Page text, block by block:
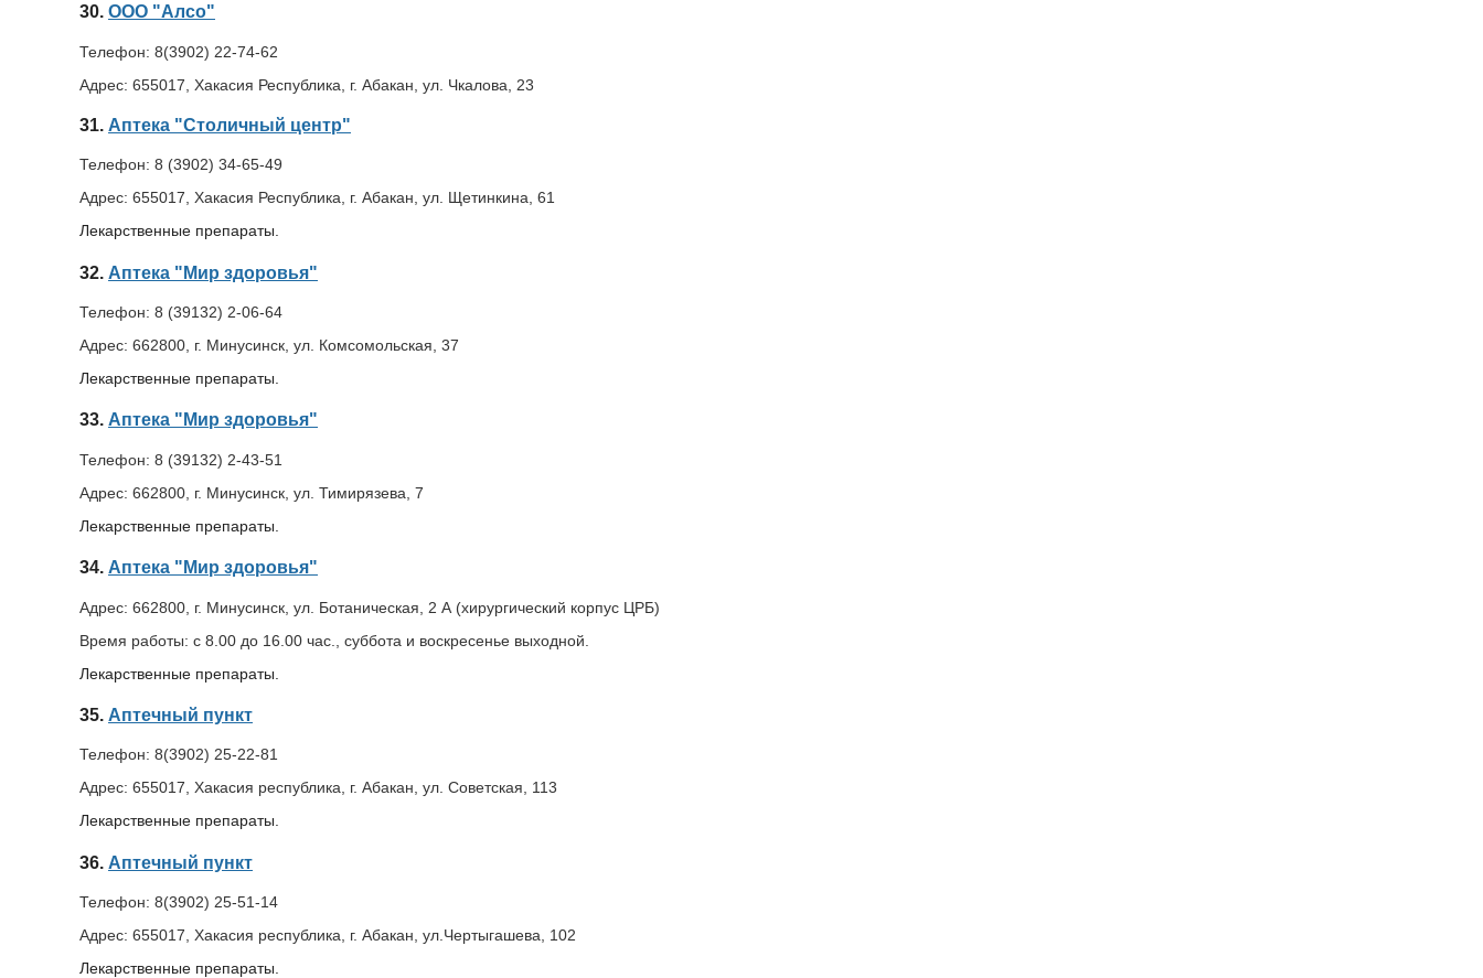
30. ООО "Алсо"
Телефон: 8(3902) 22-74-62
Адрес: 655017, Хакасия Республика, г. Абакан, ул. Чкалова, 23
31. Аптека "Столичный центр"
Телефон: 8 (3902) 34-65-49
Адрес: 655017, Хакасия Республика, г. Абакан, ул. Щетинкина, 61
Лекарственные препараты.
32. Аптека "Мир здоровья"
Телефон: 8 (39132) 2-06-64
Адрес: 662800, г. Минусинск, ул. Комсомольская, 37
Лекарственные препараты.
33. Аптека "Мир здоровья"
Телефон: 8 (39132) 2-43-51
Адрес: 662800, г. Минусинск, ул. Тимирязева, 7
Лекарственные препараты.
34. Аптека "Мир здоровья"
Адрес: 662800, г. Минусинск, ул. Ботаническая, 2 А (хирургический корпус ЦРБ)
Время работы: с 8.00 до 16.00 час., суббота и воскресенье выходной.
Лекарственные препараты.
35. Аптечный пункт
Телефон: 8(3902) 25-22-81
Адрес: 655017, Хакасия республика, г. Абакан, ул. Советская, 113
Лекарственные препараты.
36. Аптечный пункт
Телефон: 8(3902) 25-51-14
Адрес: 655017, Хакасия республика, г. Абакан, ул.Чертыгашева, 102
Лекарственные препараты.